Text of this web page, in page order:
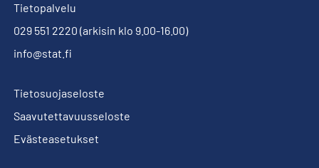
Tietopalvelu
029 551 2220 (arkisin klo 9.00-16.00)
info@stat.fi
Tietosuojaseloste
Saavutettavuusseloste
Evästeasetukset